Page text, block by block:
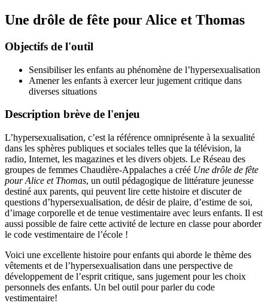
Une drôle de fête pour Alice et Thomas
Objectifs de l'outil
Sensibiliser les enfants au phénomène de l’hypersexualisation
Amener les enfants à exercer leur jugement critique dans
diverses situations
Description brève de l'enjeu
L’hypersexualisation, c’est la référence omniprésente à la sexualité
dans les sphères publiques et sociales telles que la télévision, la
radio, Internet, les magazines et les divers objets. Le Réseau des
groupes de femmes Chaudière-Appalaches a créé Une drôle de fête
pour Alice et Thomas, un outil pédagogique de littérature jeunesse
destiné aux parents, qui peuvent lire cette histoire et discuter de
questions d’hypersexualisation, de désir de plaire, d’estime de soi,
d’image corporelle et de tenue vestimentaire avec leurs enfants. Il est
aussi possible de faire cette activité de lecture en classe pour aborder
le code vestimentaire de l’école !
Voici une excellente histoire pour enfants qui aborde le thème des
vêtements et de l’hypersexualisation dans une perspective de
développement de l’esprit critique, sans jugement pour les choix
personnels des enfants. Un bel outil pour parler du code
vestimentaire!